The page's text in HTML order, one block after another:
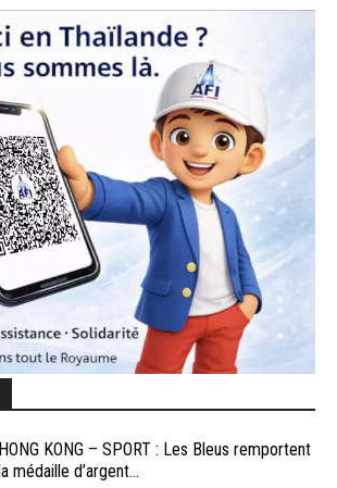
HONG KONG – SPORT : Les Bleus remportent
la médaille d’argent...